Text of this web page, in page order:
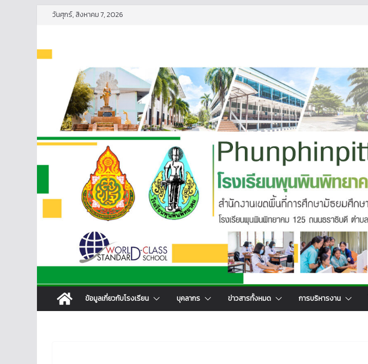
วันศุกร์, สิงหาคม 7, 2026
ข้อมูลเกี่ยวกับโรงเรียน บุคลากร ข่าวสารทั้งหมด การบริหารงาน